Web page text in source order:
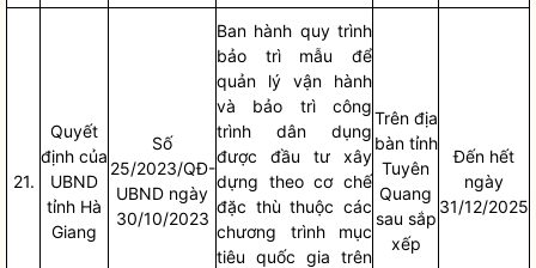
21.
Quyết
định của
UBND
tỉnh Hà
Giang
Số
25/2023/QĐ-
UBND ngày
30/10/2023
Ban hành quy trình
bảo trì mẫu để
quản lý vận hành
và bảo trì công
trình dân dụng
được đầu tư xây
dựng theo cơ chế
đặc thù thuộc các
chương trình mục
tiêu quốc gia trên
Trên địa
bàntỉnh
Tuyên
Quang
sau sắp
xếp
Đến hết
ngày
31/12/2025